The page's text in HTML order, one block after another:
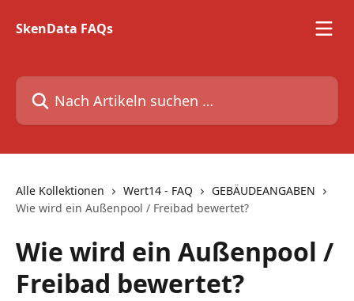
SkenData FAQs
Nach Artikeln suchen …
Alle Kollektionen Wert14 - FAQ
GEBÄUDEANGABEN
Wie wird ein Außenpool / Freibad bewertet?
Wie wird ein Außenpool /
Freibad bewertet?